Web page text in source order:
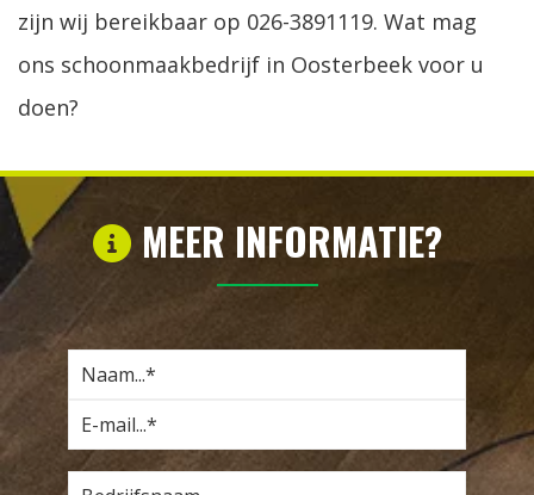
zijn wij bereikbaar op 026-3891119. Wat mag
ons schoonmaakbedrijf in Oosterbeek voor u
doen?
MEER INFORMATIE?